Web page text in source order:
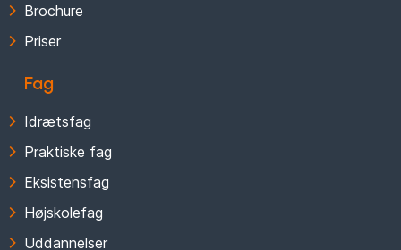
Brochure
Priser
Fag
Idrætsfag
Praktiske fag
Eksistensfag
Højskolefag
Uddannelser